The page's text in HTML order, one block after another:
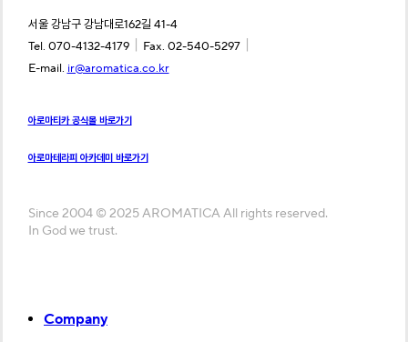
서울 강남구 강남대로162길 41-4
Tel. 070-4132-4179｜ Fax. 02-540-5297｜
E-mail. ir@aromatica.co.kr
아로마티카 공식몰 바로가기
아로마테라피 아카데미 바로가기
Since 2004 © 2025 AROMATICA All rights reserved.
In God we trust.
MenuCompany